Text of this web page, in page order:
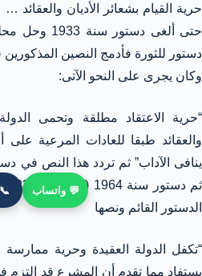
حرية القيام بشعائر الأديان
وكان يجرى على النحو الآتى:
“حرية الاعتقاد مطلقة وتحمى
والعقائد طبقا للعادات المرعية على
الدستور القائم ونصها
“تكفل الدولة العقيدة وحرية ممارسة
يستفاد مما تقدم أن المشرع قد التزم
💬 واتساب